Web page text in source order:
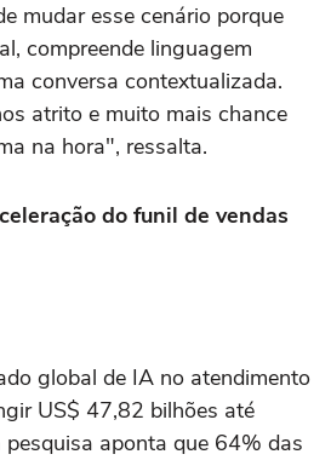
mudar esse cenário porque
compreende linguagem
conversa contextualizada.
atrito e muito mais chance
na hora", ressalta.
do funil de vendas
global de IA no atendimento
US$ 47,82 bilhões até
aponta que 64% das